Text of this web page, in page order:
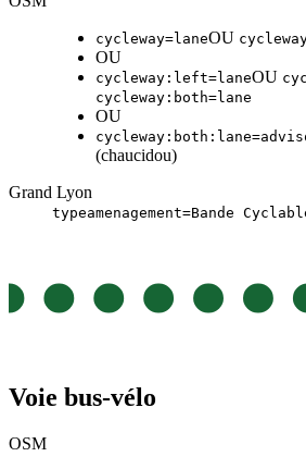
cycleway=laneOU
OU
cycleway:left=laneOU
cycleway:both=lane
OU
(chaucidou)
Grand Lyon
typeamenagement=Bande
Voie bus-vélo
OSM